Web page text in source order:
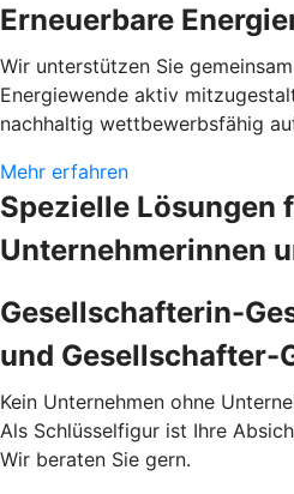
Erneuerbare
Wir unterstützen Sie
Energiewende aktiv
nachhaltig wettbewerbsfähig
Mehr erfahren
Spezielle Lösungen
Unternehmerinnen
Gesellschafterin-
und Gesellschafter-
Kein Unternehmen ohne
Als Schlüsselfigur ist Ihre
Wir beraten Sie gern.